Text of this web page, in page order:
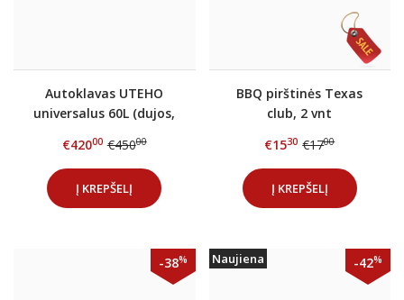
Autoklavas UTEHO
universalus 60L (dujos,
€42000 €45000
Į KREPŠELĮ
BBQ pirštinės Texas
club, 2 vnt
€1530 €1700
Į KREPŠELĮ
-38% Naujiena -42%